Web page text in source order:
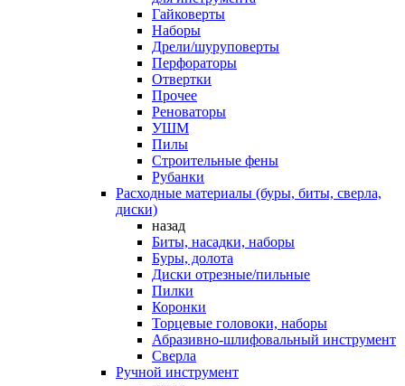
Гайковерты
Наборы
Дрели/шуруповерты
Перфораторы
Отвертки
Прочее
Реноваторы
УШМ
Пилы
Строительные фены
Рубанки
Расходные материалы (буры, биты, сверла,
диски)
назад
Биты, насадки, наборы
Буры, долота
Диски отрезные/пильные
Пилки
Коронки
Торцевые головоки, наборы
Абразивно-шлифовальный инструмент
Сверла
Ручной инструмент